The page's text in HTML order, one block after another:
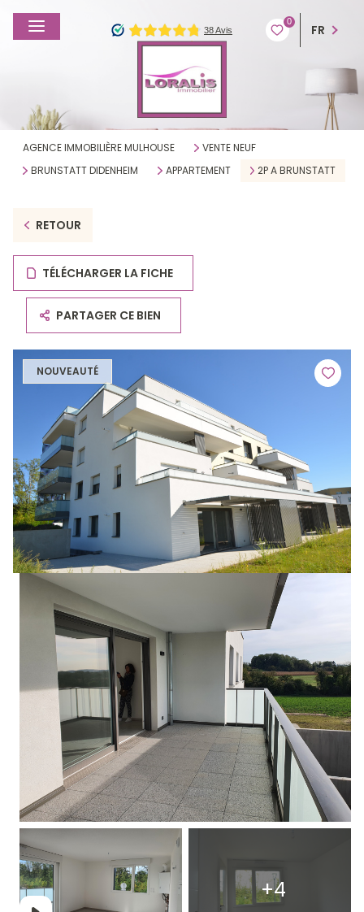
0
FR
AGENCE IMMOBILIÈRE MULHOUSE
VENTE NEUF
BRUNSTATT DIDENHEIM
APPARTEMENT 2P A BRUNSTATT
RETOUR
TÉLÉCHARGER LA FICHE
PARTAGER CE BIEN
NOUVEAUTÉ
+4